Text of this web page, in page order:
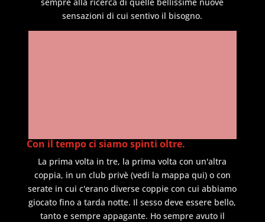
sensazioni di cui sentivo il bisogno.
Con il tempo ci siamo spinti oltre.
La prima volta in tre, la prima volta con un'altra
coppia, in un club privè (vedi la mappa qui) o con
serate in cui c'erano diverse coppie con cui abbiamo
giocato fino a tarda notte. Il sesso deve essere bello,
tanto e sempre appagante. Ho sempre avuto il